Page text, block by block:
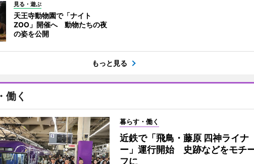
見る・遊ぶ
天王寺動物園で「ナイト
ZOO」開催へ 動物たちの夜
の姿を公開
もっと見る
働く
暮らす・働く
近鉄で「飛鳥・藤原 四神ライナ
ー」運行開始 史跡などをモチ
フに